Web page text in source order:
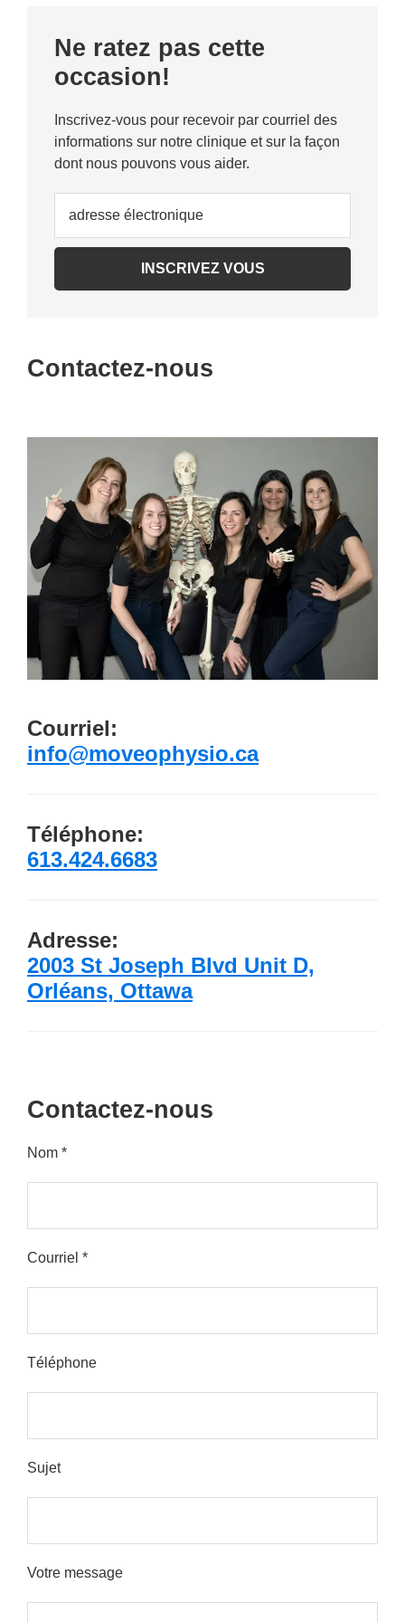
Sidebar
Ne ratez pas cette
occasion!
Inscrivez-vous pour recevoir par courriel des
informations sur notre clinique et sur la façon
dont nous pouvons vous aider.
Contactez-nous
Courriel:
info@moveophysio.ca
Téléphone:
613.424.6683
Adresse:
2003 St Joseph Blvd Unit D,
Orléans, Ottawa
Contactez-nous
Nom *
Courriel *
Please leave this field empty.
Téléphone
Sujet
Votre message